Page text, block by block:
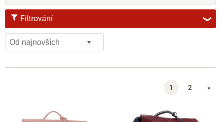
Filtrování ❯
ZNAČKA
1 2 »